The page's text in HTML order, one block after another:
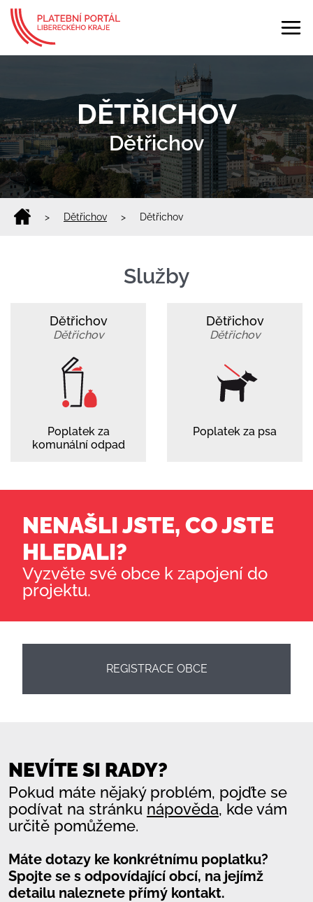
DĚTŘICHOV
Dětřichov
> Dětřichov > Dětřichov
Služby
Dětřichov
Dětřichov
Poplatek za
komunální odpad
Dětřichov
Dětřichov
Poplatek za psa
NENAŠLI JSTE, CO JSTE
HLEDALI?
Vyzvěte své obce k zapojení do
projektu.
REGISTRACE OBCE
NEVÍTE SI RADY?
Pokud máte nějaký problém, pojďte se
podívat na stránku nápověda, kde vám
určitě pomůžeme.
Máte dotazy ke konkrétnímu poplatku?
Spojte se s odpovídající obcí, na jejímž
detailu naleznete přímý kontakt.